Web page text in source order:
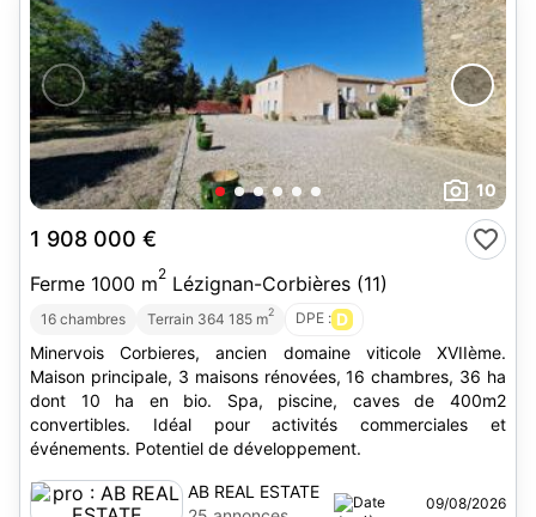
10
1 908 000 €
Ferme 1000 m2 Lézignan-Corbières (11)
16 chambres Terrain 364 185 m2 DPE : D
Minervois Corbieres, ancien domaine viticole XVIIème.
Maison principale, 3 maisons rénovées, 16 chambres, 36 ha
dont 10 ha en bio. Spa, piscine, caves de 400m2
convertibles. Idéal pour activités commerciales et
événements. Potentiel de développement.
AB REAL ESTATE
09/08/2026